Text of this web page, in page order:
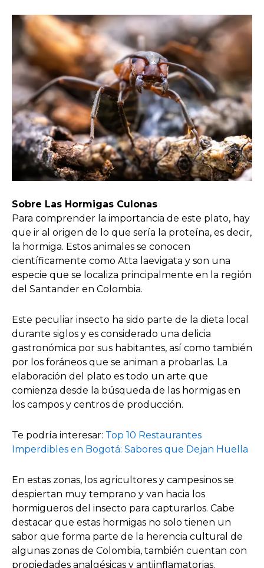
Sobre Las Hormigas Culonas
Para comprender la importancia de este plato, hay
que ir al origen de lo que sería la proteína, es decir,
la hormiga. Estos animales se conocen
científicamente como Atta laevigata y son una
especie que se localiza principalmente en la región
del Santander en Colombia.
Este peculiar insecto ha sido parte de la dieta local
durante siglos y es considerado una delicia
gastronómica por sus habitantes, así como también
por los foráneos que se animan a probarlas. La
elaboración del plato es todo un arte que
comienza desde la búsqueda de las hormigas en
los campos y centros de producción.
Te podría interesar: Top 10 Restaurantes
Imperdibles en Bogotá: Sabores que Dejan Huella
En estas zonas, los agricultores y campesinos se
despiertan muy temprano y van hacia los
hormigueros del insecto para capturarlos. Cabe
destacar que estas hormigas no solo tienen un
sabor que forma parte de la herencia cultural de
algunas zonas de Colombia, también cuentan con
propiedades analgésicas y antiinflamatorias.